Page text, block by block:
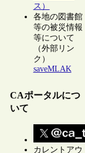
ス）
各地の図書館
等の被災情報
等について
（外部リン
ク）
saveMLAK
CAポータルにつ
いて
カレントアウ